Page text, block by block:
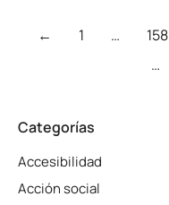
← 1 … 158
…
Categorías
Accesibilidad
Acción social